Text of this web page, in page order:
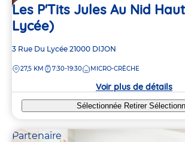
Les P'Tits Jules Au Nid
Lycée)
Adresse
la
3 Rue Du Lycée 21000 DIJON
DISTANCE
27,5 KM 7:30-19:30 MICRO-CRÈCHE
Voir plus de détails
Sélectionnée Retirer
Partenaire